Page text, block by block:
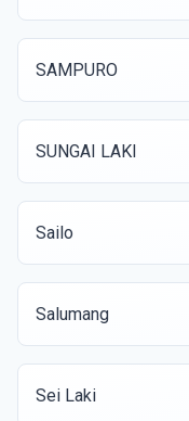
SAMPURO
SUNGAI LAKI
Sailo
Salumang
Sei Laki